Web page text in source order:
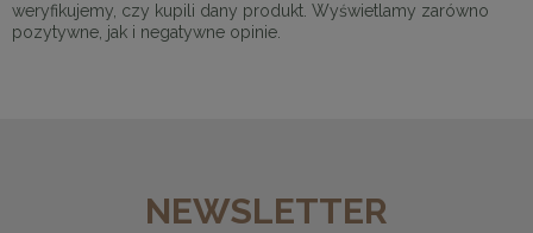
weryfikujemy, czy kupili dany produkt. Wyświetlamy zarówno
pozytywne, jak i negatywne opinie.
NEWSLETTER